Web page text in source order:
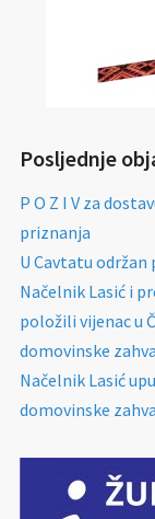
Posljednje
P O Z I V za
priznanja
U Cavtatu
Načelnik Lasić i
položili vijenac u
domovinske
Načelnik Lasić
domovinske